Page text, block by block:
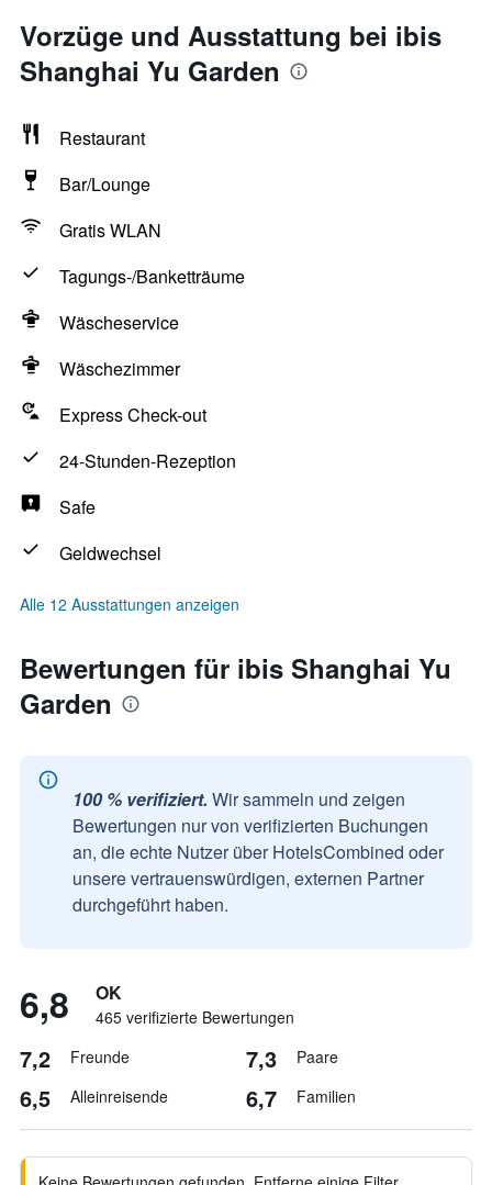
Vorzüge und Ausstattung bei ibis
Shanghai Yu Garden
Restaurant
Bar/Lounge
Gratis WLAN
Tagungs-/Banketträume
Wäscheservice
Wäschezimmer
Express Check-out
24-Stunden-Rezeption
Safe
Geldwechsel
Alle 12 Ausstattungen anzeigen
Bewertungen für ibis Shanghai Yu
Garden
100 % verifiziert. Wir sammeln und zeigen
Bewertungen nur von verifizierten Buchungen
an, die echte Nutzer über HotelsCombined oder
unsere vertrauenswürdigen, externen Partner
durchgeführt haben.
6,8 OK
465 verifizierte Bewertungen
7,2 Freunde 7,3 Paare
6,5 Alleinreisende 6,7 Familien